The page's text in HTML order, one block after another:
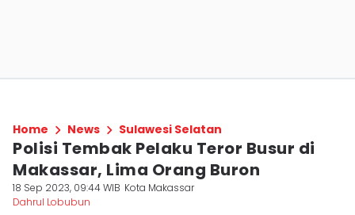
Home News Sulawesi Selatan
Polisi Tembak Pelaku Teror Busur di
Makassar, Lima Orang Buron
18 Sep 2023, 09:44 WIB Kota Makassar
Dahrul Lobubun